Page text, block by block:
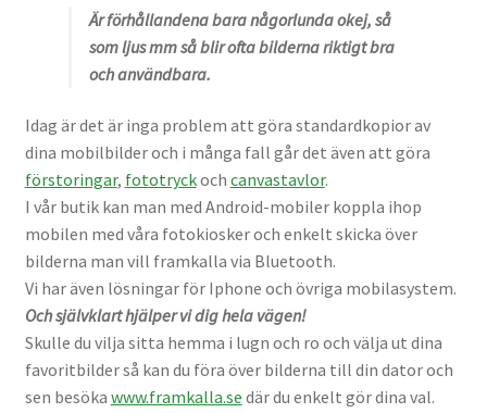
Övriga objektivtillbehör & filter
Kikare Tillbehör
Step-ringar
DVD/CD/Tape
Minneskort
Är förhållandena bara någorlunda okej, så
som ljus mm så blir ofta bilderna riktigt bra
och användbara.
Idag är det är inga problem att göra standardkopior av
dina mobilbilder och i många fall går det även att göra
förstoringar, fototryckoch canvastavlor.
I vår butik kan man med Android-mobiler koppla ihop
mobilen med våra fotokiosker och enkelt skicka över
bilderna man vill framkalla via Bluetooth.
Vi har även lösningar för Iphone och övriga mobilasystem.
Och självklart hjälper vi dig hela vägen!
Skulle du vilja sitta hemma i lugn och ro och välja ut dina
favoritbilder så kan du föra över bilderna till din dator och
sen besöka www.framkalla.se där du enkelt gör dina val.